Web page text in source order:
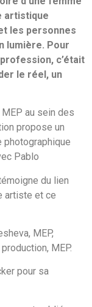
artistique
les personnes
lumière. Pour
profession, c’était
le réel, un
au sein des
propose un
photographique
Pablo
du lien
artiste et ce
MEP,
MEP.
pour sa